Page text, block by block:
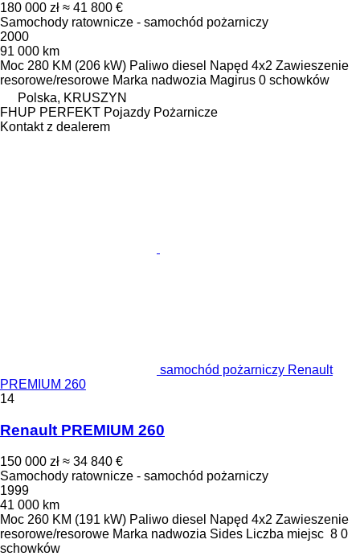
180 000 zł ≈ 41 800 €
Samochody ratownicze - samochód pożarniczy
2000
91 000 km
Moc 280 KM (206 kW) Paliwo diesel Napęd 4x2 Zawieszenie
resorowe/resorowe Marka nadwozia Magirus 0 schowków
Polska, KRUSZYN
FHUP PERFEKT Pojazdy Pożarnicze
Kontakt z dealerem
samochód pożarniczy Renault
PREMIUM 260
14
Renault PREMIUM 260
150 000 zł ≈ 34 840 €
Samochody ratownicze - samochód pożarniczy
1999
41 000 km
Moc 260 KM (191 kW) Paliwo diesel Napęd 4x2 Zawieszenie
resorowe/resorowe Marka nadwozia Sides Liczba miejsc 8 0
schowków